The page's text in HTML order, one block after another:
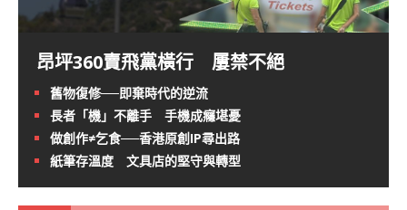
昂坪360賣飛黨橫行 屢禁不絕
舊物復修──即棄時代的逆流
長者「機」不離手 手機成癮堪憂
做創作≠乞食──香港原創IP尋出路
紙筆存溫度 文具店的堅守與轉型